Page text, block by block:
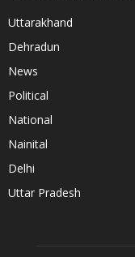
Uttarakhand
Dehradun
News
Political
National
Nainital
Delhi
Uttar Pradesh